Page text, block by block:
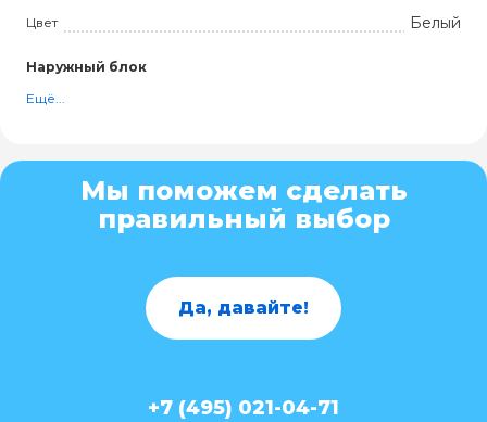
Цвет Белый
Наружный блок
Ещё...
Мы поможем сделать
правильный выбор
Да, давайте!
+7 (495) 021-04-71